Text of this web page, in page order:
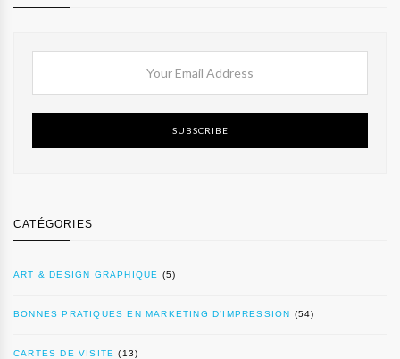
SUBSCRIBE
CATÉGORIES
ART & DESIGN GRAPHIQUE (5)
BONNES PRATIQUES EN MARKETING D’IMPRESSION (54)
CARTES DE VISITE (13)